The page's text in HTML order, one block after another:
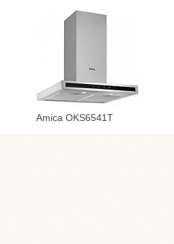
Amica OKS6541T